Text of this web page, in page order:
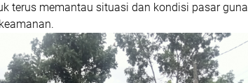
terus memantau situasi dan kondisi pasar guna